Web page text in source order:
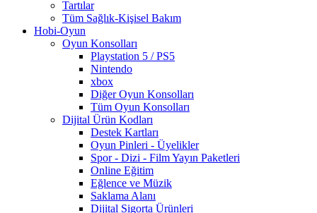
Tartılar
Tüm Sağlık-Kişisel Bakım
Hobi-Oyun
Oyun Konsolları
Playstation 5 / PS5
Nintendo
xbox
Diğer Oyun Konsolları
Tüm Oyun Konsolları
Dijital Ürün Kodları
Destek Kartları
Oyun Pinleri - Üyelikler
Spor - Dizi - Film Yayın Paketleri
Online Eğitim
Eğlence ve Müzik
Saklama Alanı
Dijital Sigorta Ürünleri